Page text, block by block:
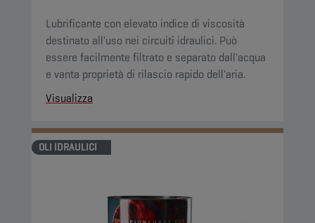
Lubrificante con elevato indice di viscosità
destinato all'uso nei circuiti idraulici. Può
essere facilmente filtrato e separato dall'acqua
e vanta proprietà di rilascio rapido dell'aria.
Visualizza
OLI IDRAULICI